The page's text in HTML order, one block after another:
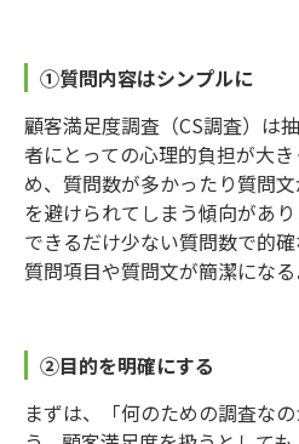
①質問内容はシンプルに
顧客満足度調査（CS調査）は
者にとっての心理的負担が大
め、質問数が多かったり質問
を避けられてしまう傾向があり
できるだけ少ない質問数で的確
質問項目や質問文が簡潔になる
②目的を明確にする
まずは、「何のための調査な